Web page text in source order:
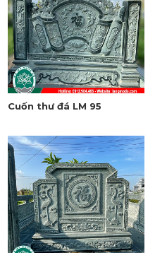
Cuốn thư đá LM 95